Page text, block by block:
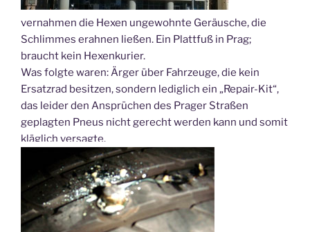
vernahmen die Hexen ungewohnte Geräusche, die
Schlimmes erahnen ließen. Ein Plattfuß in Prag;
braucht kein Hexenkurier.
Was folgte waren: Ärger über Fahrzeuge, die kein
Ersatzrad besitzen, sondern lediglich ein „Repair-Kit“,
das leider den Ansprüchen des Prager Straßen
geplagten Pneus nicht gerecht werden kann und somit
kläglich versagte.